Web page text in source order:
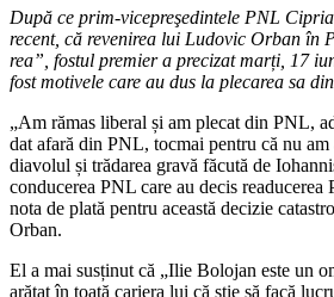
După ce prim-vicepreşedintele PNL
recent, că revenirea lui Ludovic Orban în
rea”, fostul premier a precizat marți, 17
fost motivele care au dus la plecarea sa
„Am rămas liberal și am plecat din PNL,
dat afară din PNL, tocmai pentru că nu am
diavolul și trădarea gravă făcută de
conducerea PNL care au decis readucerea
nota de plată pentru această decizie
Orban.
El a mai susținut că „Ilie Bolojan este un
arătat în toată cariera lui că știe să facă